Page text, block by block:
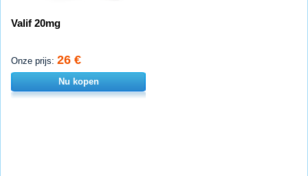
Valif 20mg
Onze prijs: 26 €
Nu kopen